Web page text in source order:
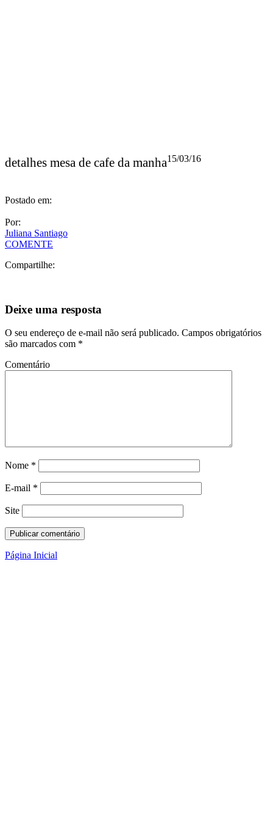
detalhes mesa de cafe da manha
Juliana Santiago
COMENTE
Deixe uma resposta
O seu endereço de e-mail não será publicado.
Campos obrigatórios
são marcados com *
Comentário
Página Inicial